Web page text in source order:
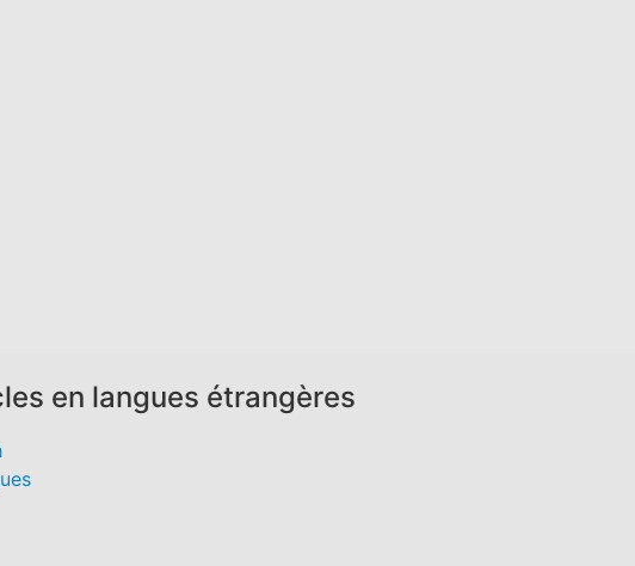
en langues étrangères